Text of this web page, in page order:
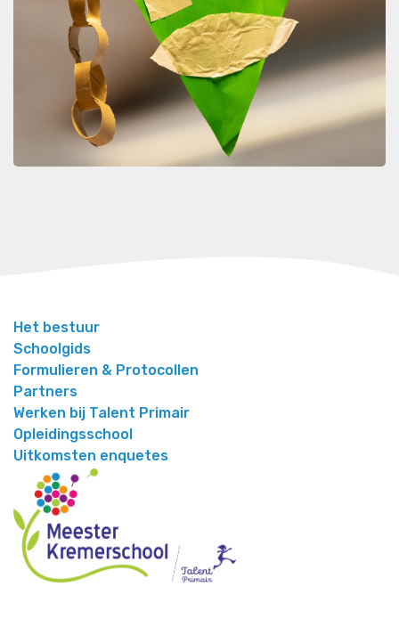
Het bestuur
Schoolgids
Formulieren & Protocollen
Partners
Werken bij Talent Primair
Opleidingsschool
Uitkomsten enquetes